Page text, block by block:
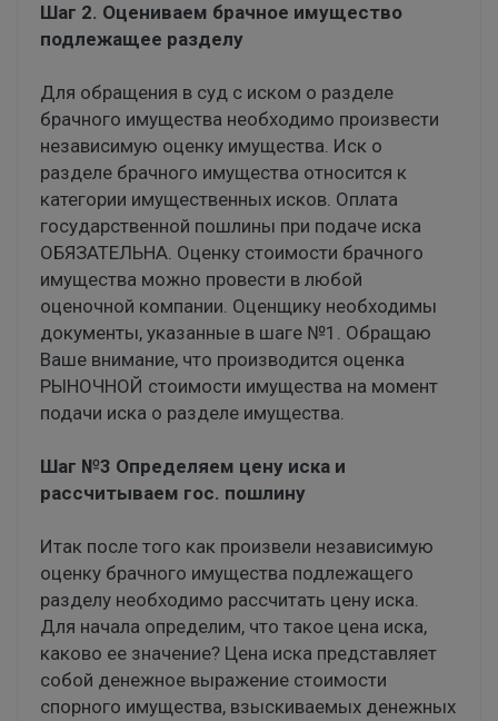
Шаг 2. Оцениваем брачное имущество
подлежащее разделу
Для обращения в суд с иском о разделе
брачного имущества необходимо произвести
независимую оценку имущества. Иск о
разделе брачного имущества относится к
категории имущественных исков. Оплата
государственной пошлины при подаче иска
ОБЯЗАТЕЛЬНА. Оценку стоимости брачного
имущества можно провести в любой
оценочной компании. Оценщику необходимы
документы, указанные в шаге №1. Обращаю
Ваше внимание, что производится оценка
РЫНОЧНОЙ стоимости имущества на момент
подачи иска о разделе имущества.
Шаг №3 Определяем цену иска и
рассчитываем гос. пошлину
Итак после того как произвели независимую
оценку брачного имущества подлежащего
разделу необходимо рассчитать цену иска.
Для начала определим, что такое цена иска,
каково ее значение? Цена иска представляет
собой денежное выражение стоимости
спорного имущества, взыскиваемых денежных